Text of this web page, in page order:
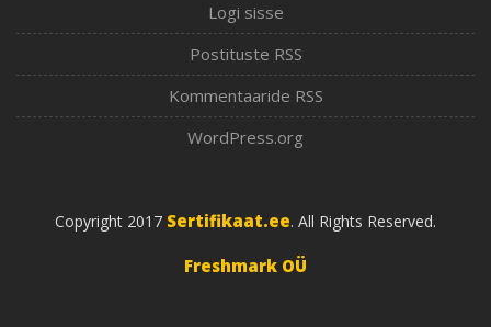
Logi sisse
Postituste RSS
Kommentaaride RSS
WordPress.org
Copyright 2017 Sertifikaat.ee. All Rights Reserved.
Freshmark OÜ